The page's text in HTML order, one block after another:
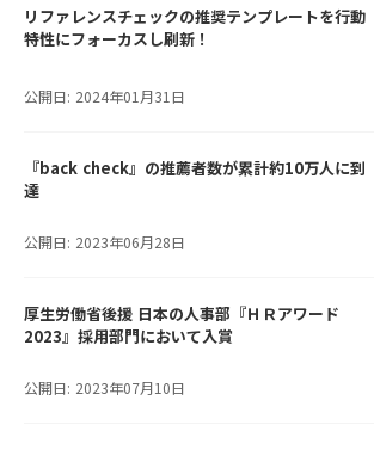
リファレンスチェックの推奨テンプレートを行動
特性にフォーカスし刷新！
公開日: 2024年01月31日
『back check』の推薦者数が累計約10万人に到
達
公開日: 2023年06月28日
厚生労働省後援 日本の人事部『ＨＲアワード
2023』採用部門において入賞
公開日: 2023年07月10日